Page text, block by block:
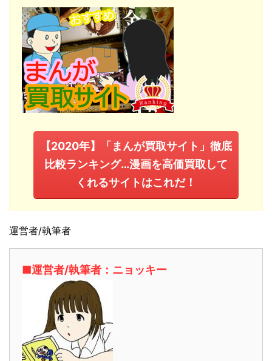
【2020年】「まんが買取サイト」徹底
比較ランキング…漫画を高価買取して
くれるサイトはこれだ！
運営者/執筆者
■運営者/執筆者：ニョッキー